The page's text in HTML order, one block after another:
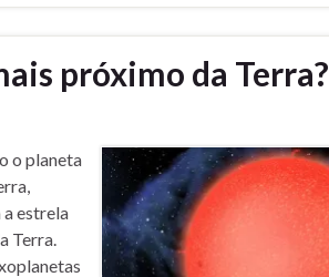
próximo da Terra?
o planeta
estrela
Terra.